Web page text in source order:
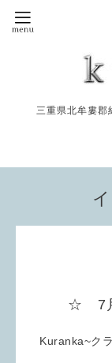
三重県北牟婁郡
☆ 7
Kuranka~ク